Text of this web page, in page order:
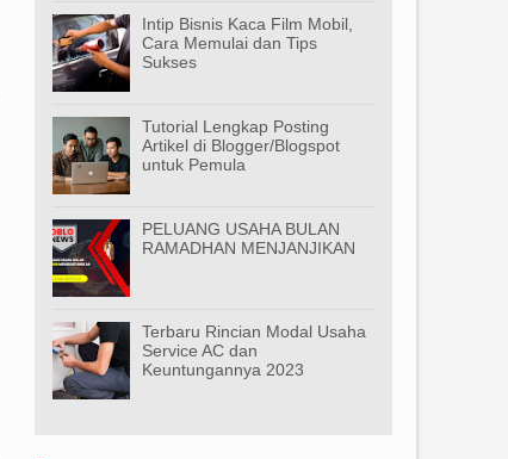
Intip Bisnis Kaca Film Mobil,
Cara Memulai dan Tips
Sukses
Tutorial Lengkap Posting
Artikel di Blogger/Blogspot
untuk Pemula
PELUANG USAHA BULAN
RAMADHAN MENJANJIKAN
Terbaru Rincian Modal Usaha
Service AC dan
Keuntungannya 2023